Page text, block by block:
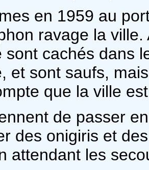
en 1959 au
ravage la
sont cachés dans
et sont saufs,
que la ville
de passer
des onigiris et
attendant les